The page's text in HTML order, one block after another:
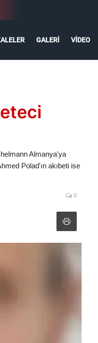
GALERI VIDEO
Almanya'ya
Polad'ın akıbeti ise
0